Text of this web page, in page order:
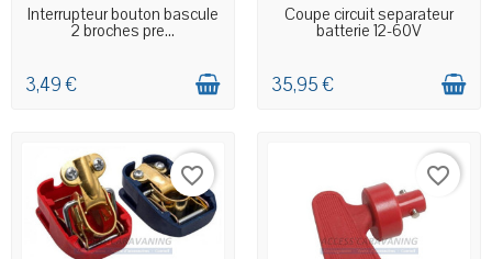
EN STOCK MAGASIN
Interrupteur bouton bascule
2 broches pre...
3,49 €
EN STOCK MAGASIN
Coupe circuit separateur
batterie 12-60V
35,95 €
favorite_border favorite_border